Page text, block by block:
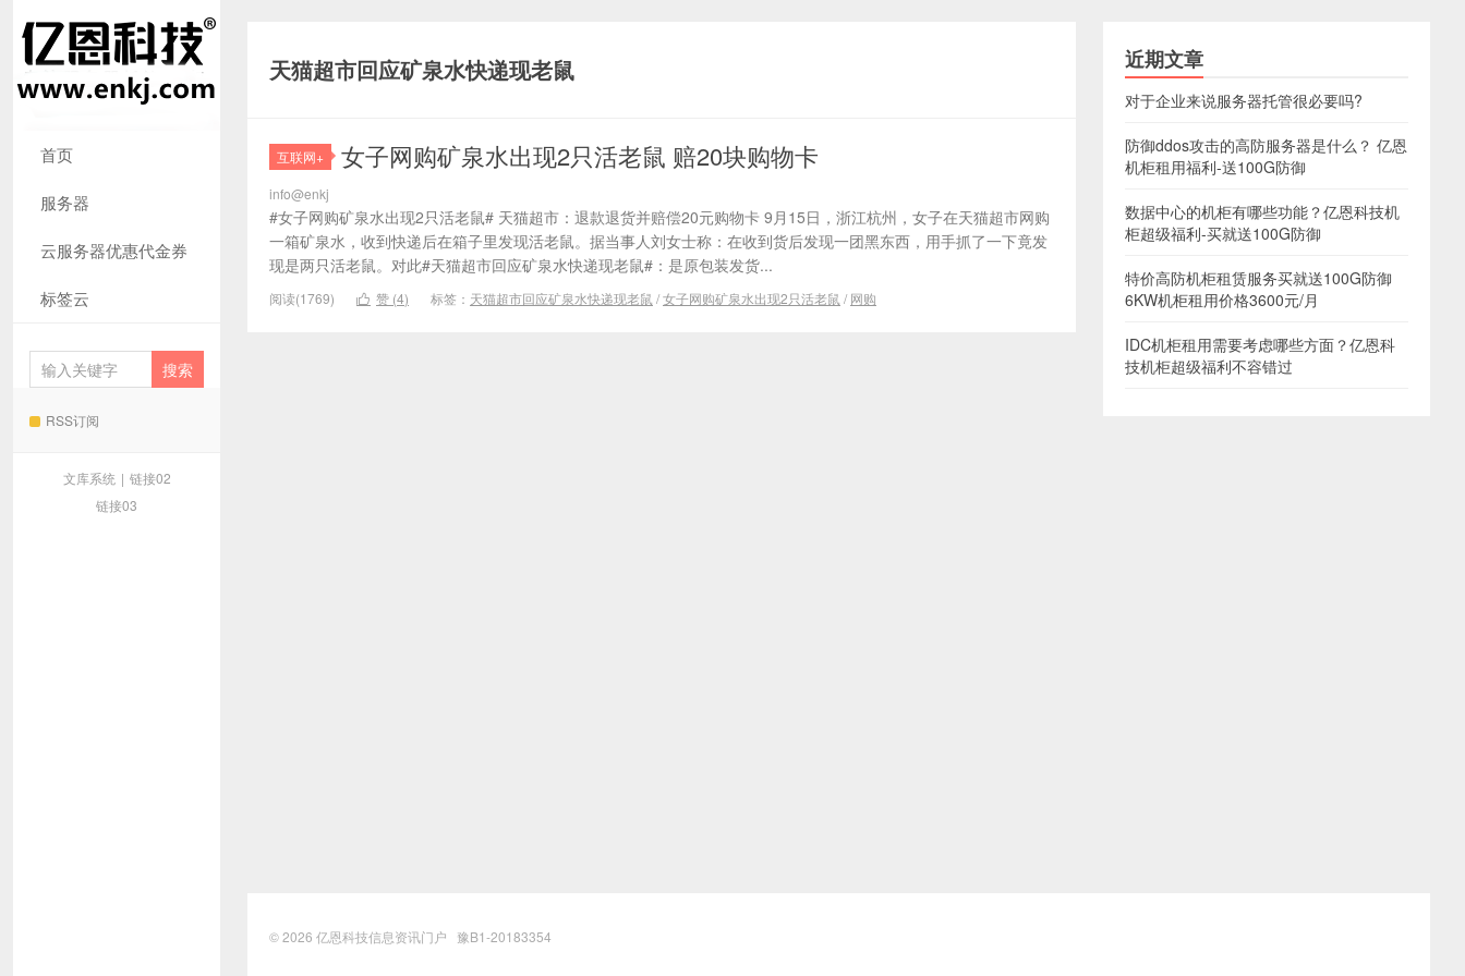
首页
服务器
云服务器优惠代金券
标签云
RSS订阅
文库系统 | 链接02
链接03
天猫超市回应矿泉水快递现老鼠
互联网+ 女子网购矿泉水出现2只活老鼠 赔20块购物卡
info@enkj
#女子网购矿泉水出现2只活老鼠# 天猫超市：退款退货并赔偿20元购物卡 9月15日，浙江杭州，女子在天猫超市网购
一箱矿泉水，收到快递后在箱子里发现活老鼠。据当事人刘女士称：在收到货后发现一团黑东西，用手抓了一下竟发
现是两只活老鼠。对此#天猫超市回应矿泉水快递现老鼠#：是原包装发货...
阅读(1769)  赞 (4) 标签： 天猫超市回应矿泉水快递现老鼠 /女子网购矿泉水出现2只活老鼠 / 网购
近期文章
对于企业来说服务器托管很必要吗?
防御ddos攻击的高防服务器是什么？ 亿恩
机柜租用福利-送100G防御
数据中心的机柜有哪些功能？亿恩科技机
柜超级福利-买就送100G防御
特价高防机柜租赁服务买就送100G防御
6KW机柜租用价格3600元/月
IDC机柜租用需要考虑哪些方面？亿恩科
技机柜超级福利不容错过
© 2026 亿恩科技信息资讯门户 豫B1-20183354